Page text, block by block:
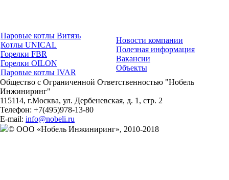
Паровые котлы Витязь
Котлы UNICAL
Горелки FBR
Горелки OILON
Паровые котлы IVAR
Новости компании
Полезная информация
Вакансии
Объекты
Общество с Ограниченной Ответственностью "Нобель
Инжиниринг"
115114, г.Москва, ул. Дербеневская, д. 1, стр. 2
Телефон: +7(495)978-13-80
E-mail: info@nobeli.ru
© ООО «Нобель Инжиниринг», 2010-2018